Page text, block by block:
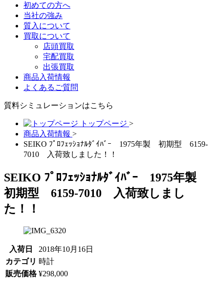
初めての方へ
当社の強み
質入について
買取について
店頭買取
宅配買取
出張買取
商品入荷情報
よくあるご質問
質料シミュレーションはこちら
トップページ >
商品入荷情報 >
SEIKO ﾌﾟﾛﾌｪｯｼｮﾅﾙﾀﾞｲﾊﾞｰ 1975年製 初期型 6159-
7010 入荷致しました！！
SEIKO ﾌﾟﾛﾌｪｯｼｮﾅﾙﾀﾞｲﾊﾞｰ 1975年製
初期型 6159-7010 入荷致しまし
た！！
入荷日
2018年10月16日
カテゴリ 時計
販売価格 ¥298,000